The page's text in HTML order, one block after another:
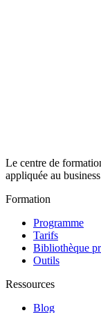
Le centre de
appliquée au
Formation
Programme
Tarifs
Bibliothèque
Outils
Ressources
Blog